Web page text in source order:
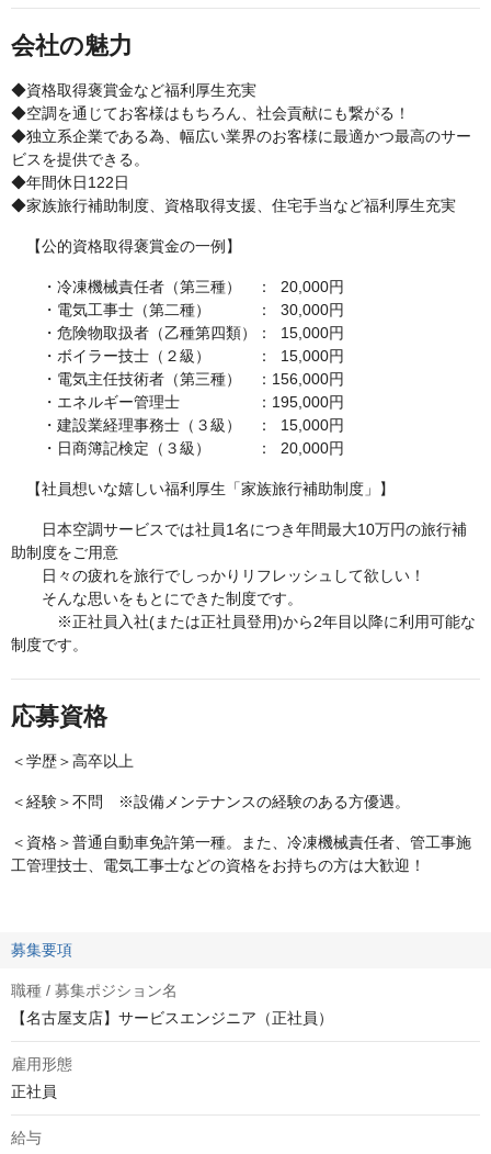
会社の魅力
◆資格取得褒賞金など福利厚生充実
◆空調を通じてお客様はもちろん、社会貢献にも繋がる！
◆独立系企業である為、幅広い業界のお客様に最適かつ最高のサー
ビスを提供できる。
◆年間休日122日
◆家族旅行補助制度、資格取得支援、住宅手当など福利厚生充実
【公的資格取得褒賞金の一例】
・冷凍機械責任者（第三種） ： 20,000円
・電気工事士（第二種） ： 30,000円
・危険物取扱者（乙種第四類）： 15,000円
・ボイラー技士（２級） ： 15,000円
・電気主任技術者（第三種） ：156,000円
・エネルギー管理士 ：195,000円
・建設業経理事務士（３級） ： 15,000円
・日商簿記検定（３級） ： 20,000円
【社員想いな嬉しい福利厚生「家族旅行補助制度」】
日本空調サービスでは社員1名につき年間最大10万円の旅行補
助制度をご用意
日々の疲れを旅行でしっかりリフレッシュして欲しい！
そんな思いをもとにできた制度です。
※正社員入社(または正社員登用)から2年目以降に利用可能な
制度です。
応募資格
＜学歴＞高卒以上
＜経験＞不問 ※設備メンテナンスの経験のある方優遇。
＜資格＞普通自動車免許第一種。また、冷凍機械責任者、管工事施
工管理技士、電気工事士などの資格をお持ちの方は大歓迎！
募集要項
職種 / 募集ポジション名
【名古屋支店】サービスエンジニア（正社員）
雇用形態
正社員
給与